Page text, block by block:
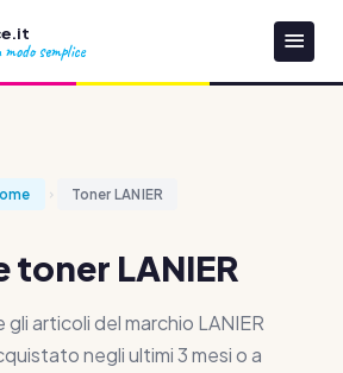
semplice
Toner LANIER
toner LANIER
articoli del marchio LANIER
negli ultimi 3 mesi o a